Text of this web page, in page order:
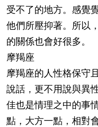
受不了的地方。感覺
他們所壓抑著。所以
的關係也會好很多。
摩羯座
摩羯座的人性格保守
說話，更不用說與異
佳也是情理之中的事
點，大方一點，相對